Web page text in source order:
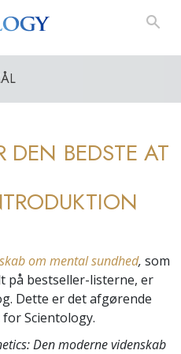
DEN BEDSTE AT
om mental sundhed, som
på bestseller-listerne, er
Dette er det afgørende
Scientology.
Den moderne videnskab